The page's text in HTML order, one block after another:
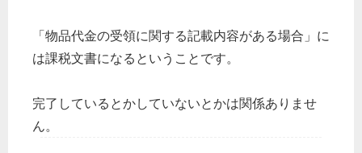
「物品代金の受領に関する記載内容がある場合」に
は課税文書になるということです。
完了しているとかしていないとかは関係ありませ
ん。